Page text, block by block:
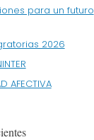
para un futuro
2026
AFECTIVA